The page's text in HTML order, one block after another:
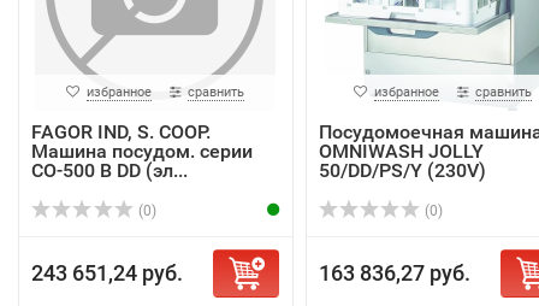
избранное сравнить
FAGOR IND, S. COOP.
Машина посудом. серии
CO-500 B DD (эл...
(0)
243 651,24 руб.
избранное сравнить
Посудомоечная
OMNIWASH JOLLY
50/DD/PS/Y (230V)
(0)
163 836,27 руб.